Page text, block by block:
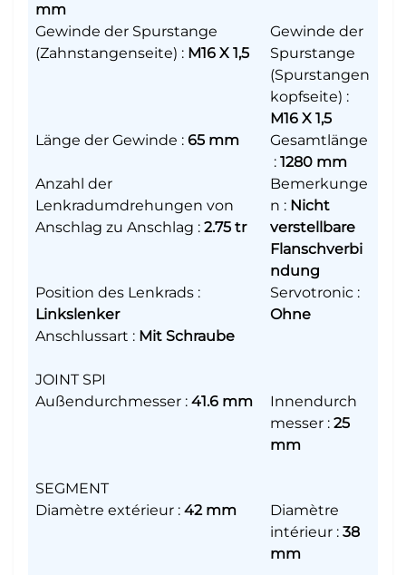
mm
Gewinde der Spurstange
(Zahnstangenseite) : M16 X 1,5
Gewinde der
Spurstange
(Spurstangen
kopfseite) :
M16 X 1,5
Länge der Gewinde : 65 mm
Gesamtlänge
: 1280 mm
Anzahl der
Lenkradumdrehungen von
Anschlag zu Anschlag : 2.75 tr
Bemerkunge
n : Nicht
verstellbare
Flanschverbi
ndung
Position des Lenkrads :
Linkslenker
Servotronic :
Ohne
Anschlussart : Mit Schraube
JOINT SPI
Außendurchmesser : 41.6 mm
Innendurch
messer : 25
mm
SEGMENT
Diamètre extérieur : 42 mm
Diamètre
intérieur : 38
mm